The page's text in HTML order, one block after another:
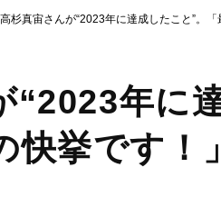
高杉真宙さんが“2023年に達成したこと”。「
“2023年に
挙です！」